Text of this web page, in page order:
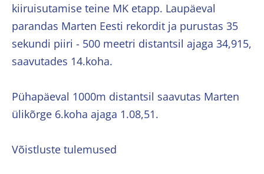
kiiruisutamise teine MK etapp. Laupäeval
parandas Marten Eesti rekordit ja purustas 35
sekundi piiri - 500 meetri distantsil ajaga 34,915,
saavutades 14.koha.
Pühapäeval 1000m distantsil saavutas Marten
ülikõrge 6.koha ajaga 1.08,51.
Võistluste tulemused